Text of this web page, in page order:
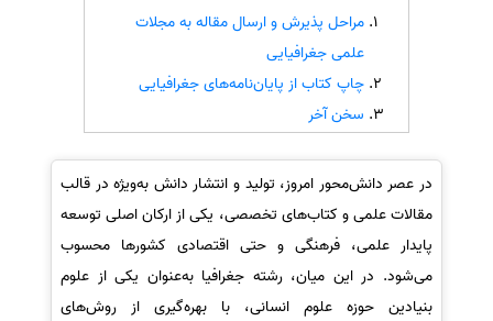
مراحل پذیرش و ارسال مقاله به مجلات
علمی جغرافیایی
چاپ کتاب از پایان‌نامه‌های جغرافیایی
سخن آخر
در عصر دانش‌محور امروز، تولید و انتشار دانش به‌ویژه در قالب
مقالات علمی و کتاب‌های تخصصی، یکی از ارکان اصلی توسعه
پایدار علمی، فرهنگی و حتی اقتصادی کشورها محسوب
می‌شود. در این میان، رشته جغرافیا به‌عنوان یکی از علوم
بنیادین حوزه علوم انسانی، با بهره‌گیری از روش‌های